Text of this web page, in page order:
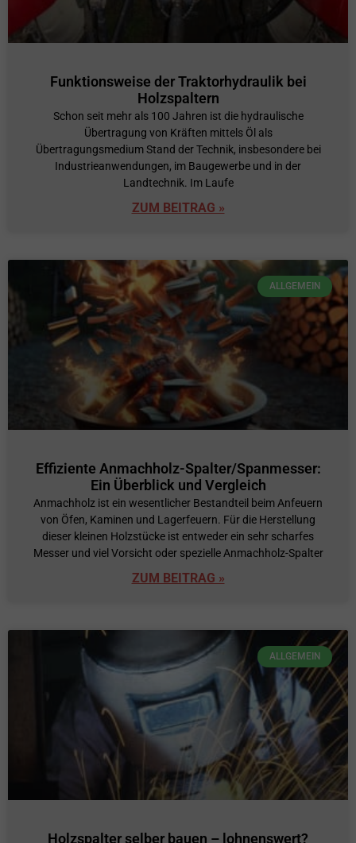
Funktionsweise der Traktorhydraulik bei
Holzspaltern
Schon seit mehr als 100 Jahren ist die hydraulische
Übertragung von Kräften mittels Öl als
Übertragungsmedium Stand der Technik, insbesondere bei
Industrieanwendungen, im Baugewerbe und in der
Landtechnik. Im Laufe
ZUM BEITRAG »
ALLGEMEIN
Effiziente Anmachholz-Spalter/Spanmesser:
Ein Überblick und Vergleich
Anmachholz ist ein wesentlicher Bestandteil beim Anfeuern
von Öfen, Kaminen und Lagerfeuern. Für die Herstellung
dieser kleinen Holzstücke ist entweder ein sehr scharfes
Messer und viel Vorsicht oder spezielle Anmachholz-Spalter
ZUM BEITRAG »
ALLGEMEIN
Holzspalter selber bauen – lohnenswert?